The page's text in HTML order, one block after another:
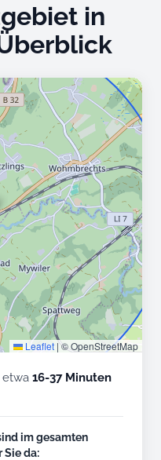
in
Leaflet | © OpenStreetMap
etwa 16-37 Minuten
im gesamten
Sie da: